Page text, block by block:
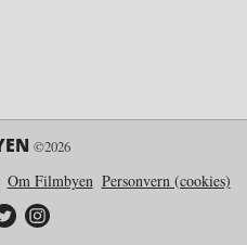
©2026
Om Filmbyen Personvern (cookies)
på Facebook
på Twitter
Filmbyen på Instagram